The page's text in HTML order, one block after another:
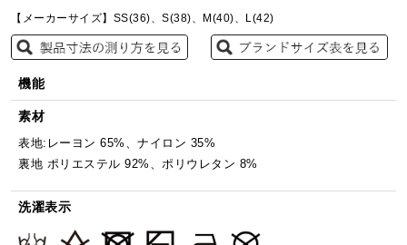
【メーカーサイズ】SS(36)、S(38)、M(40)、L(42)
機能
素材
表地:レーヨン 65%、ナイロン 35%
裏地 ポリエステル 92%、ポリウレタン 8%
洗濯表示